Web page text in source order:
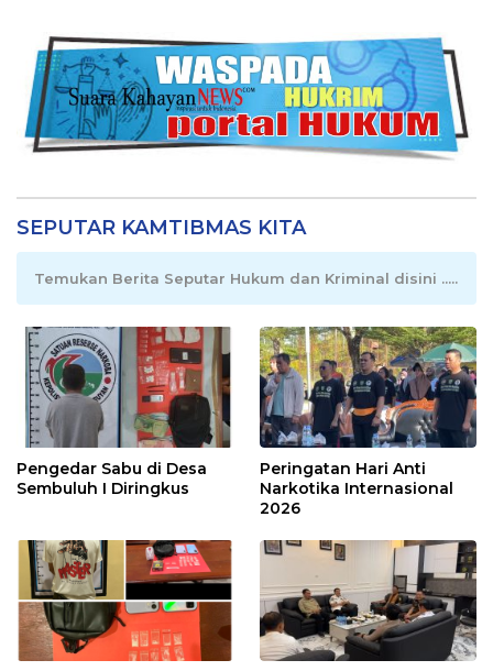
SEPUTAR KAMTIBMAS KITA
Temukan Berita Seputar Hukum dan Kriminal disini .....
Pengedar Sabu di Desa
Sembuluh I Diringkus
Peringatan Hari Anti
Narkotika Internasional
2026